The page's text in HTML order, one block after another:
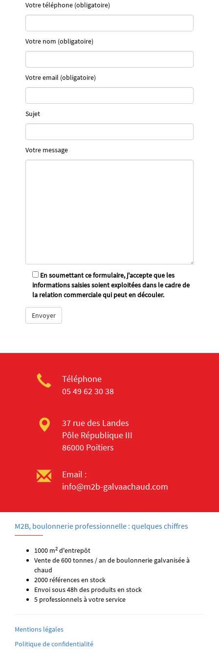
Votre téléphone (obligatoire)
Votre nom (obligatoire)
Votre email (obligatoire)
Sujet
Votre message
En soumettant ce formulaire, j'accepte que les
informations saisies soient exploitées dans le cadre de
la relation commerciale qui peut en découler.
Téléphone
05 49 62 30 38
37 rue des Landes
Pôle République III
86000 Poitiers
Email :
info@m2b-galvaachaud.com
M2B, boulonnerie professionnelle : quelques chiffres
1000 m2 d'entrepôt
Vente de 600 tonnes / an de boulonnerie galvanisée à
chaud
2000 références en stock
Envoi sous 48h des produits en stock
5 professionnels à votre service
Mentions légales
Politique de confidentialité